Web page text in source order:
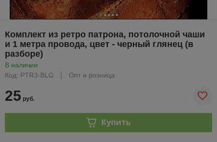
Комплект из ретро патрона, потолочной чаши
и 1 метра провода, цвет - черный глянец (в
разборе)
В наличии
Код: PTR3-BLG
Опт и розница
25 руб.
Купить